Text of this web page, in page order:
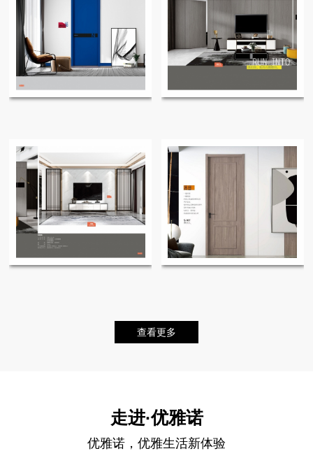
查看更多
走进·优雅诺
优雅诺，优雅生活新体验